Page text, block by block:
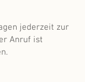
jederzeit zur
Anruf ist